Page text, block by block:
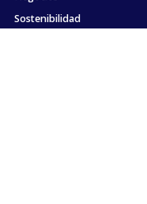
Sostenibilidad